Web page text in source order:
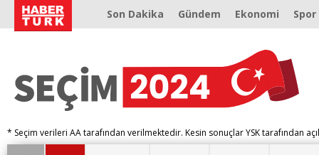
Son Dakika Gündem Ekonomi Spor
* Seçim verileri AA tarafından verilmektedir. Kesin sonuçlar YSK tarafından